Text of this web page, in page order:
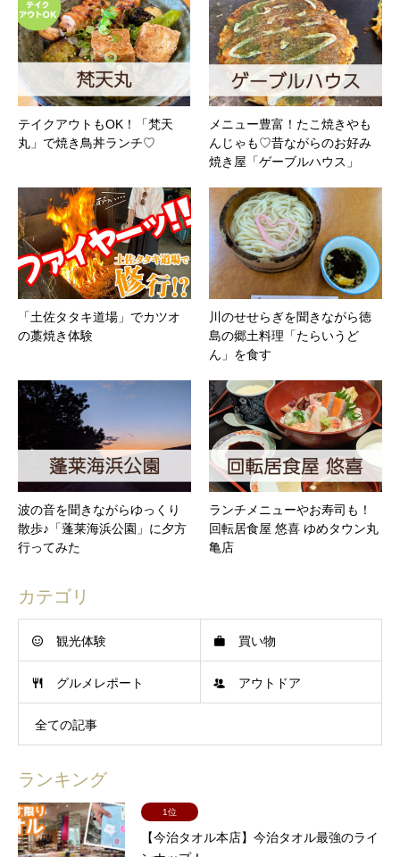
テイクアウトもOK！「梵天
丸」で焼き鳥丼ランチ♡
メニュー豊富！たこ焼きやも
んじゃも♡昔ながらのお好み
焼き屋「ゲーブルハウス」
「土佐タタキ道場」でカツオ
の藁焼き体験
川のせせらぎを聞きながら徳
島の郷土料理「たらいうど
ん」を食す
波の音を聞きながらゆっくり
散歩♪「蓬莱海浜公園」に夕方
行ってみた
ランチメニューやお寿司も！
回転居食屋 悠喜 ゆめタウン丸
亀店
カテゴリ
観光体験 買い物
グルメレポート アウトドア
全ての記事
ランキング
1位
【今治タオル本店】今治タオル最強のライ